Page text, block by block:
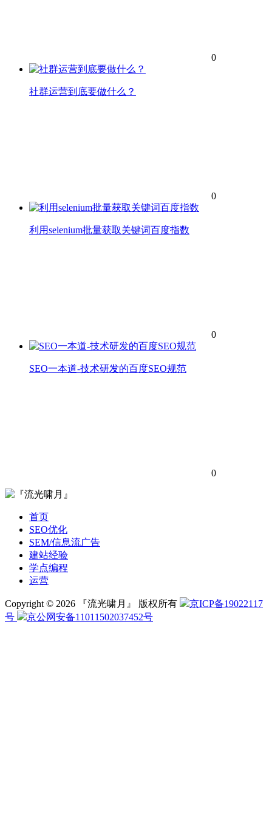
0
社群运营到底要做什么？
0
利用selenium批量获取关键词百度指数
0
SEO一本道-技术研发的百度SEO规范
0
首页
SEO优化
SEM/信息流广告
建站经验
学点编程
运营
Copyright © 2026 『流光啸月』 版权所有
京ICP备19022117
号
京公网安备11011502037452号